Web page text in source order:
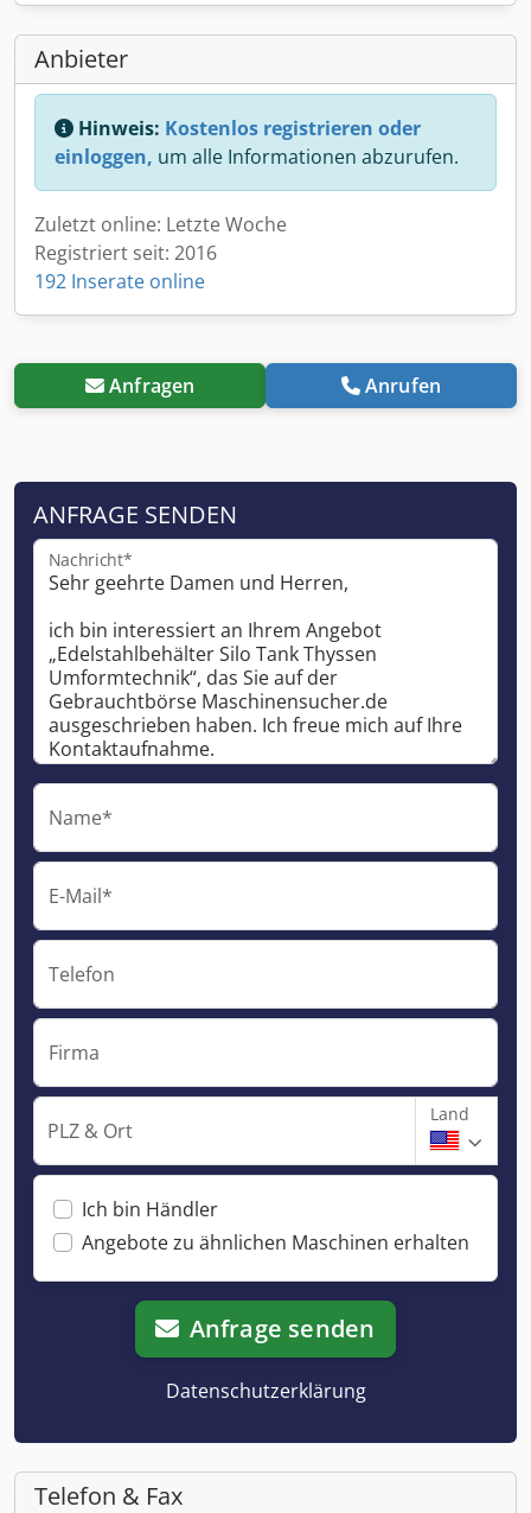
Anbieter
Hinweis: Kostenlos registrieren oder
einloggen, um alle Informationen abzurufen.
Zuletzt online: Letzte Woche
Registriert seit: 2016
192 Inserate online
Anfragen Anrufen
ANFRAGE SENDEN
Nachricht*
Name*
E-Mail*
Telefon
Firma
PLZ & Ort
Land
Ich bin Händler
Angebote zu ähnlichen Maschinen erhalten
Anfrage senden
Datenschutzerklärung
Telefon & Fax